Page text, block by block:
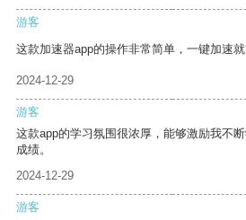
游客
这款加速器app的操作非常简单，一键加速就
2024-12-29
游客
这款app的学习氛围很浓厚，能够激励我不
成绩。
2024-12-29
游客